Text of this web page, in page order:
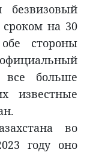
безвизовый
на 30
стороны
больше
известные
во
году оно